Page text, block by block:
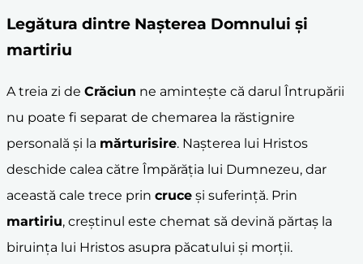
Legătura dintre Nașterea Domnului și
martiriu
A treia zi de Crăciun ne amintește că darul Întrupării
nu poate fi separat de chemarea la răstignire
personală și la mărturisire. Nașterea lui Hristos
deschide calea către Împărăția lui Dumnezeu, dar
această cale trece prin cruce și suferință. Prin
martiriu, creștinul este chemat să devină părtaș la
biruința lui Hristos asupra păcatului și morții.